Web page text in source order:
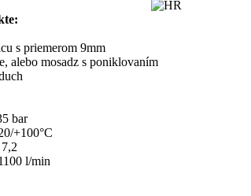
s priemerom 9mm
alebo mosadz s poniklovaním
bar
l/min